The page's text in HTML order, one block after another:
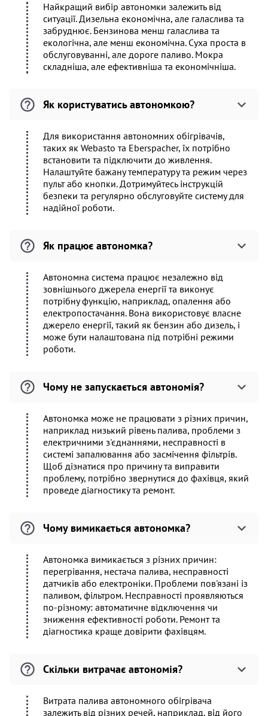
Найкращий вибір автономки залежить від
ситуації. Дизельна економічна, але галаслива та
забруднює. Бензинова менш галаслива та
екологічна, але менш економічна. Суха проста в
обслуговуванні, але дороге паливо. Мокра
складніша, але ефективніша та економічніша.
Як користуватись автономкою?
Для використання автономних обігрівачів,
таких як Webasto та Eberspacher, їх потрібно
встановити та підключити до живлення.
Налаштуйте бажану температуру та режим через
пульт або кнопки. Дотримуйтесь інструкцій
безпеки та регулярно обслуговуйте систему для
надійної роботи.
Як працює автономка?
Автономна система працює незалежно від
зовнішнього джерела енергії та виконує
потрібну функцію, наприклад, опалення або
електропостачання. Вона використовує власне
джерело енергії, такий як бензин або дизель, і
може бути налаштована під потрібні режими
роботи.
Чому не запускається автономія?
Автономка може не працювати з різних причин,
наприклад низький рівень палива, проблеми з
електричними з'єднаннями, несправності в
системі запалювання або засмічення фільтрів.
Щоб дізнатися про причину та виправити
проблему, потрібно звернутися до фахівця, який
проведе діагностику та ремонт.
Чому вимикається автономка?
Автономка вимикається з різних причин:
перегрівання, нестача палива, несправності
датчиків або електроніки. Проблеми пов'язані із
паливом, фільтром. Несправності проявляються
по-різному: автоматичне відключення чи
зниження ефективності роботи. Ремонт та
діагностика краще довірити фахівцям.
Скільки витрачає автономія?
Витрата палива автономного обігрівача
залежить від різних речей, наприклад, від його